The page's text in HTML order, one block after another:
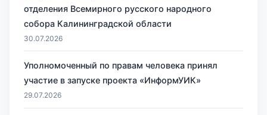
отделения Всемирного русского народного
собора Калининградской области
30.07.2026
Уполномоченный по правам человека принял
участие в запуске проекта «ИнформУИК»
29.07.2026